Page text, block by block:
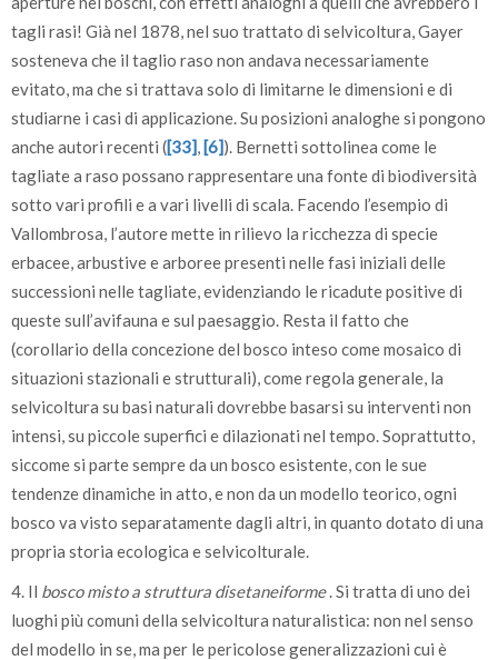
tagli rasi! Già nel 1878, nel suo trattato di selvicoltura, Gayer
sosteneva che il taglio raso non andava necessariamente
evitato, ma che si trattava solo di limitarne le dimensioni e di
studiarne i casi di applicazione. Su posizioni analoghe si pongono
anche autori recenti ([33],[6]). Bernetti sottolinea come le
tagliate a raso possano rappresentare una fonte di biodiversità
sotto vari profili e a vari livelli di scala. Facendo l’esempio di
Vallombrosa, l’autore mette in rilievo la ricchezza di specie
erbacee, arbustive e arboree presenti nelle fasi iniziali delle
successioni nelle tagliate, evidenziando le ricadute positive di
queste sull’avifauna e sul paesaggio. Resta il fatto che
(corollario della concezione del bosco inteso come mosaico di
situazioni stazionali e strutturali), come regola generale, la
selvicoltura su basi naturali dovrebbe basarsi su interventi non
intensi, su piccole superfici e dilazionati nel tempo. Soprattutto,
siccome si parte sempre da un bosco esistente, con le sue
tendenze dinamiche in atto, e non da un modello teorico, ogni
bosco va visto separatamente dagli altri, in quanto dotato di una
propria storia ecologica e selvicolturale.
4. Il bosco misto a struttura disetaneiforme. Si tratta di uno dei
luoghi più comuni della selvicoltura naturalistica: non nel senso
del modello in se, ma per le pericolose generalizzazioni cui è